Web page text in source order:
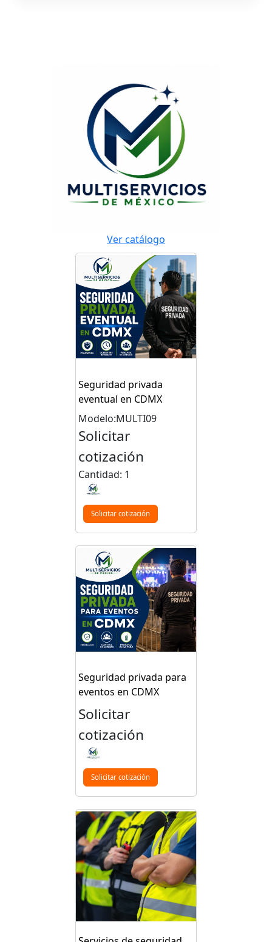
Ver catálogo
Seguridad privada
eventual en CDMX
Modelo:MULTI09
Solicitar
cotización
Cantidad: 1
Solicitar cotización
Seguridad privada para
eventos en CDMX
Solicitar
cotización
Solicitar cotización